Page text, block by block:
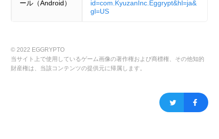
ール（Android）
id=com.KyuzanInc.Eggrypt&hl=ja&
gl=US
© 2022 EGGRYPTO
当サイト上で使用しているゲーム画像の著作権および商標権、その他知的
財産権は、当該コンテンツの提供元に帰属します。